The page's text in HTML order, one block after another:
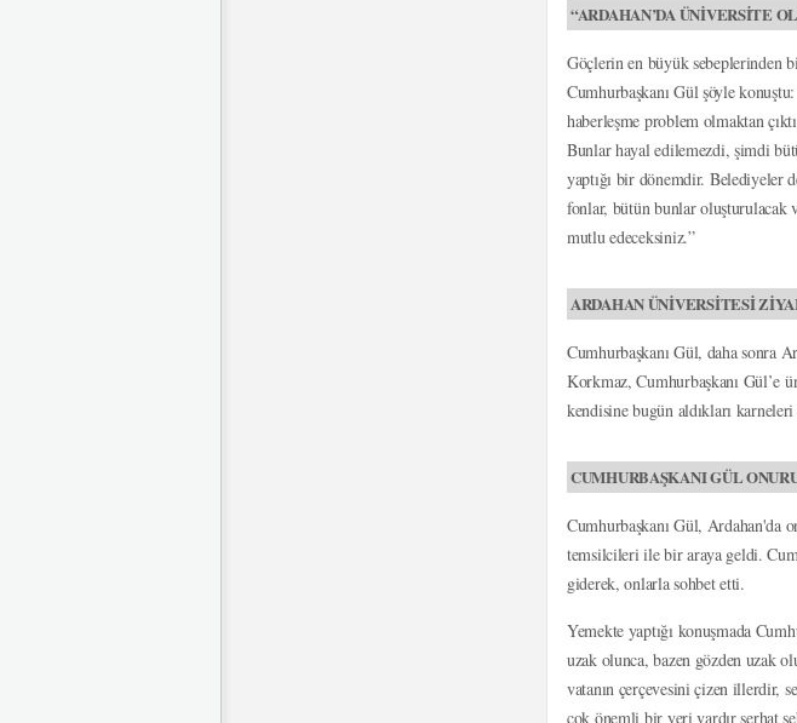
“ARDAHAN’DA ÜNİVERSİTE
Göçlerin en büyük sebeplerinden
Cumhurbaşkanı Gül şöyle
haberleşme problem olmaktan
Bunlar hayal edilemezdi, şimdi
yaptığı bir dönemdir. Belediyeler
fonlar, bütün bunlar oluşturulacak
mutlu edeceksiniz.”
ARDAHAN ÜNİVERSİTESİ
Cumhurbaşkanı Gül, daha sonra
Korkmaz, Cumhurbaşkanı Gül’e
kendisine bugün aldıkları
CUMHURBAŞKANI GÜL
Cumhurbaşkanı Gül, Ardahan'da
temsilcileri ile bir araya geldi.
giderek, onlarla sohbet etti.
Yemekte yaptığı konuşmada
uzak olunca, bazen gözden uzak
vatanın çerçevesini çizen illerdir,
çok önemli bir yeri vardır serhat